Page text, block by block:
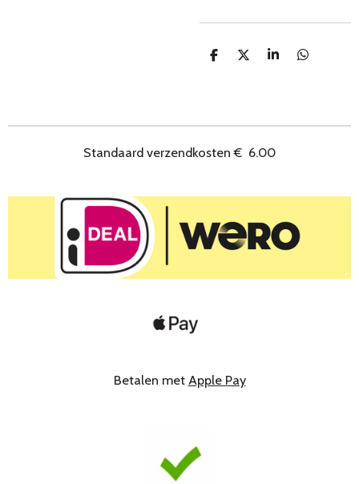
D
D
S
D
Standaard verzendkosten€ 6.00
Betalen met Apple Pay